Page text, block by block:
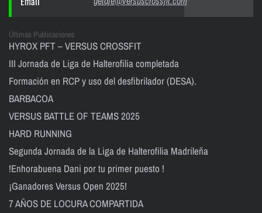
Últimas Publicaciones
HYROX PFT – VERSUS CROSSFIT
III Jornada de Liga de Halterofilia completada
Formación en RCP y uso del desfibrilador (DESA).
BARBACOA
VERSUS BATTLE OF TEAMS 2025
HARD RUNNING
Segunda Jornada de la Liga de Halterofilia Madrileña
!Enhorabuena Dani por tu primer puesto !
¡Ganadores Versus Open 2025!
7 AÑOS DE LOCURA COMPARTIDA